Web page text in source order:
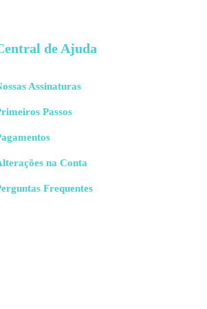
de Ajuda
Assinaturas
Passos
na Conta
Frequentes